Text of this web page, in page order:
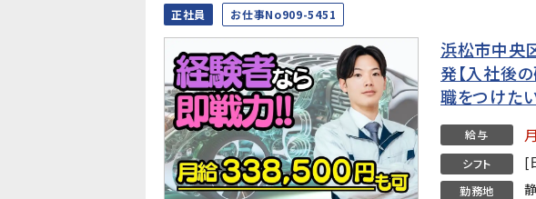
正社員 お仕事No909-5451
浜松市中央
発【入社後
職をつけた
給与
シフト [
勤務地